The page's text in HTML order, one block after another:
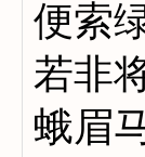
便索
若非
蛾眉